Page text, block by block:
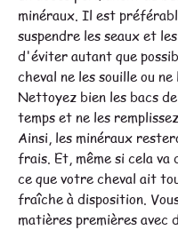
minéraux. Il est
suspendre les seaux et
d'éviter autant que
cheval ne les souille ou ne
Nettoyez bien les bacs
temps et ne les
Ainsi, les minéraux
frais. Et, même si cela va
ce que votre cheval ait
fraîche à disposition.
matières premières avec